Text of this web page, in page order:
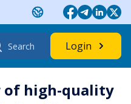
Login
of high-quality